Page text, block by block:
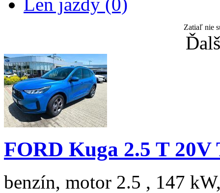
Zatiaľ nie
FORD Kuga 2.5 T 20V
benzín, motor 2.5 , 147